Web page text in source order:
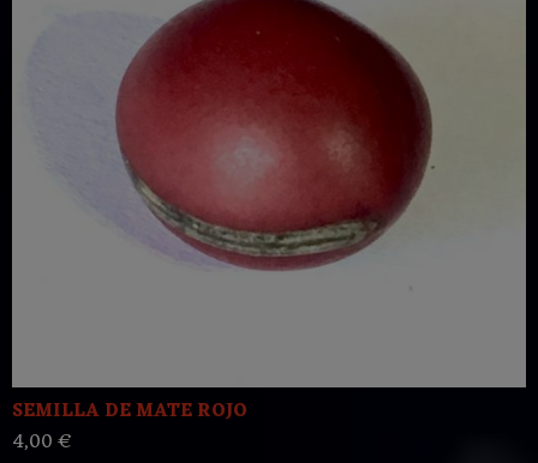
SEMILLA DE MATE ROJO
4,00 €